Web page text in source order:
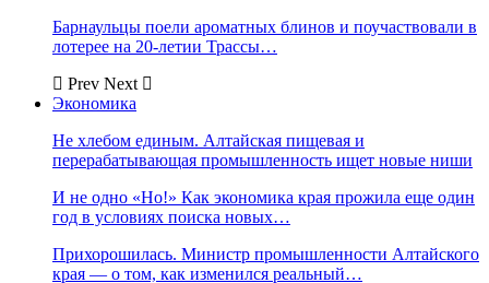
Барнаульцы поели ароматных блинов и поучаствовали в
лотерее на 20-летии Трассы…
Prev Next
Экономика
Не хлебом единым. Алтайская пищевая и
перерабатывающая промышленность ищет новые ниши
И не одно «Но!» Как экономика края прожила еще один
год в условиях поиска новых…
Прихорошилась. Министр промышленности Алтайского
края — о том, как изменился реальный…